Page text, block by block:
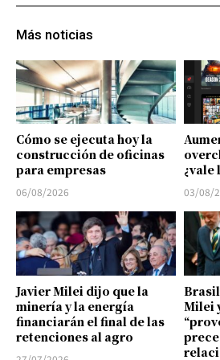
Más noticias
Cómo se ejecuta hoy la
construcción de oficinas
para empresas
06/08/2026
¿vale
03/08/
Javier Milei dijo que la
minería y la energía
financiarán el final de las
retenciones al agro
Milei